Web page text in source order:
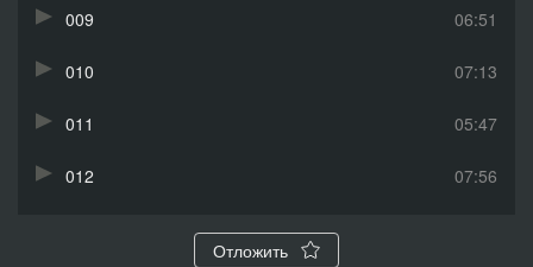
06:51
009
07:13
010
05:47
011
07:56
012
Отложить